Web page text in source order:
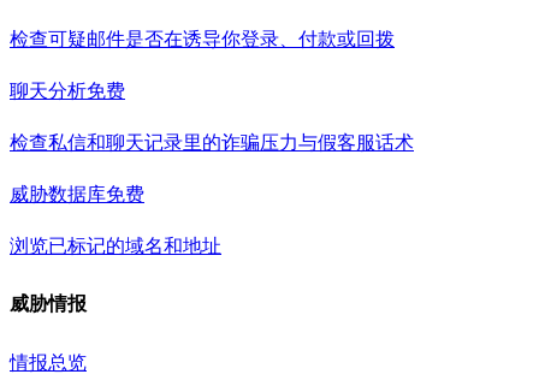
检查可疑邮件是否在诱导你登录、付款或回拨
聊天分析免费
检查私信和聊天记录里的诈骗压力与假客服话术
威胁数据库免费
浏览已标记的域名和地址
威胁情报
情报总览